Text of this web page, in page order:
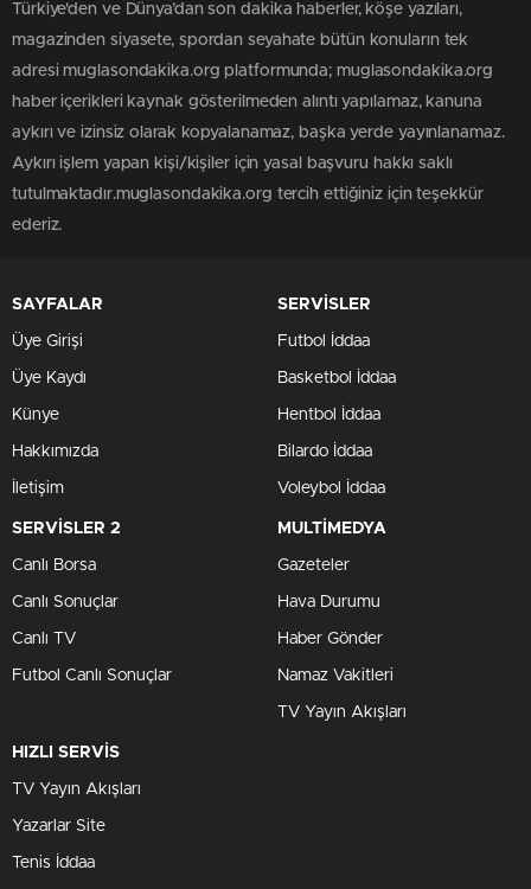
Türkiye'den ve Dünya’dan son dakika haberler, köşe yazıları,
magazinden siyasete, spordan seyahate bütün konuların tek
adresi muglasondakika.org platformunda; muglasondakika.org
haber içerikleri kaynak gösterilmeden alıntı yapılamaz, kanuna
aykırı ve izinsiz olarak kopyalanamaz, başka yerde yayınlanamaz.
Aykırı işlem yapan kişi/kişiler için yasal başvuru hakkı saklı
tutulmaktadır.muglasondakika.org tercih ettiğiniz için teşekkür
ederiz.
SAYFALAR
Üye Girişi
Üye Kaydı
Künye
Hakkımızda
İletişim
SERVİSLER
Futbol İddaa
Basketbol İddaa
Hentbol İddaa
Bilardo İddaa
Voleybol İddaa
SERVİSLER 2
Canlı Borsa
Canlı Sonuçlar
Canlı TV
Futbol Canlı Sonuçlar
MULTİMEDYA
Gazeteler
Hava Durumu
Haber Gönder
Namaz Vakitleri
TV Yayın Akışları
HIZLI SERVİS
TV Yayın Akışları
Yazarlar Site
Tenis İddaa